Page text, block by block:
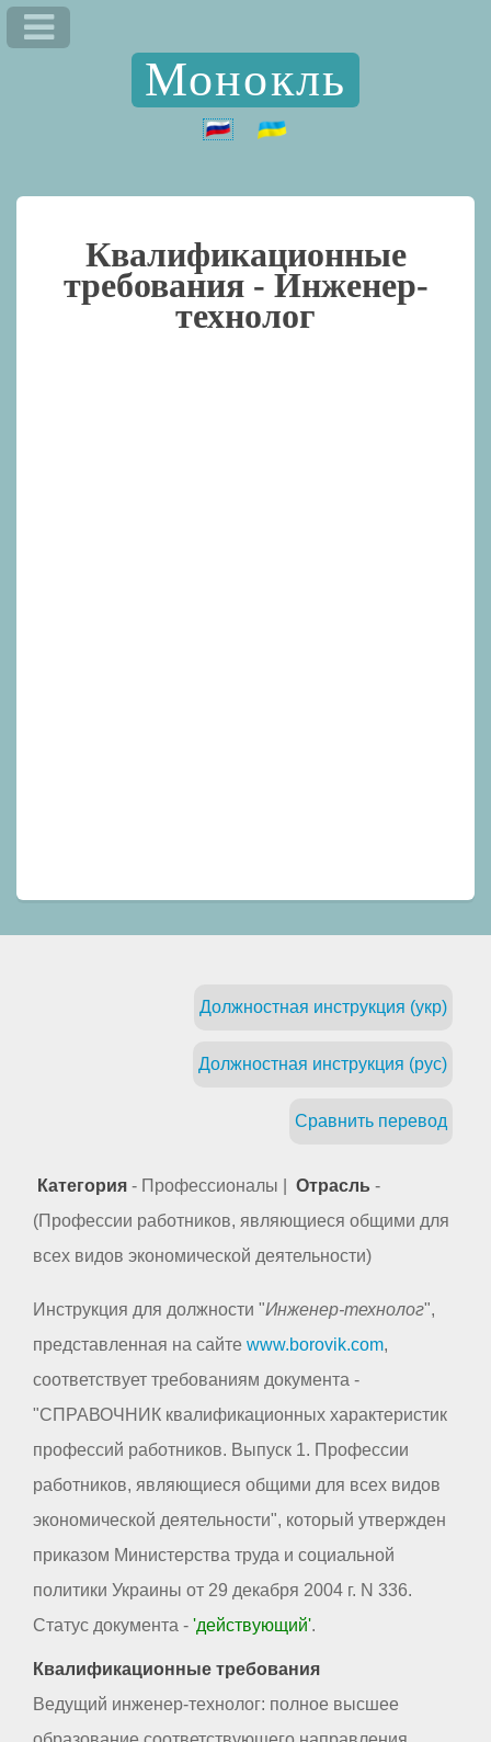
Монокль
Квалификационные
требования - Инженер-
технолог
Должностная инструкция (укр)
Должностная инструкция (рус)
Сравнить перевод
Категория - Профессионалы | Отрасль -
(Профессии работников, являющиеся общими для
всех видов экономической деятельности)
Инструкция для должности "Инженер-технолог",
представленная на сайте www.borovik.com,
соответствует требованиям документа -
"СПРАВОЧНИК квалификационных характеристик
профессий работников. Выпуск 1. Профессии
работников, являющиеся общими для всех видов
экономической деятельности", который утвержден
приказом Министерства труда и социальной
политики Украины от 29 декабря 2004 г. N 336.
Статус документа - 'действующий'.
Квалификационные требования
Ведущий инженер-технолог: полное высшее